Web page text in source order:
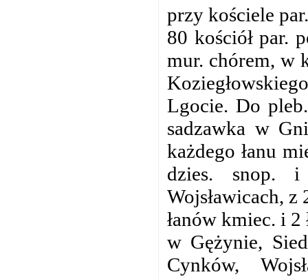
przy kościele
80 kościół par.
mur. chórem, w
Lgocie. Do
sadzawka w
każdego łanu
dzies. snop.
Wojsławicach, z
łanów kmiec. i 2
w Gężynie,
Cynków,